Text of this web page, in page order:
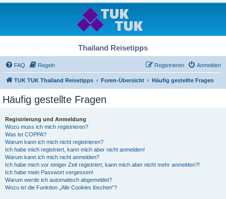
Thailand Reisetipps
FAQ Regeln Anmelden
Registrieren
TUK TUK Thailand Reisetipps Foren-Übersicht Häufig gestellte Fragen
Häufig gestellte Fragen
Registrierung und Anmeldung
Wozu muss ich mich registrieren?
Was ist COPPA?
Warum kann ich mich nicht registrieren?
Ich habe mich registriert, kann mich aber nicht anmelden!
Warum kann ich mich nicht anmelden?
Ich habe mich vor einiger Zeit registriert, kann mich aber nicht mehr anmelden?!
Ich habe mein Passwort vergessen!
Warum werde ich automatisch abgemeldet?
Wozu ist die Funktion „Alle Cookies löschen“?